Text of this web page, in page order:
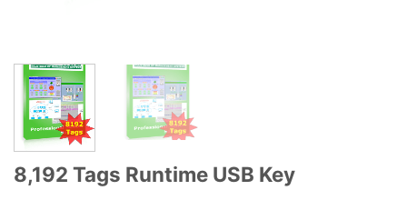
8,192 Tags Runtime USB Key